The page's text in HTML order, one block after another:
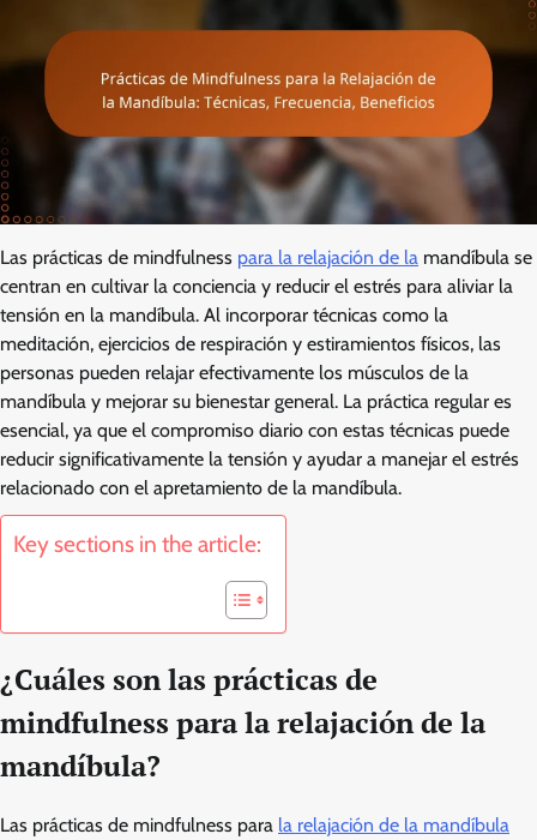
Las prácticas de mindfulness para la relajación de la mandíbula se
centran en cultivar la conciencia y reducir el estrés para aliviar la
tensión en la mandíbula. Al incorporar técnicas como la
meditación, ejercicios de respiración y estiramientos físicos, las
personas pueden relajar efectivamente los músculos de la
mandíbula y mejorar su bienestar general. La práctica regular es
esencial, ya que el compromiso diario con estas técnicas puede
reducir significativamente la tensión y ayudar a manejar el estrés
relacionado con el apretamiento de la mandíbula.
Key sections in the article:
¿Cuáles son las prácticas de
mindfulness para la relajación de la
mandíbula?
Las prácticas de mindfulness para la relajación de la mandíbula